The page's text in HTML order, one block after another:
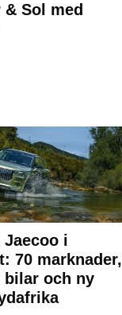
& Sol med
Jaecoo i
70 marknader,
och ny